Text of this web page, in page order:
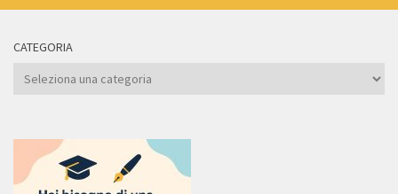
CATEGORIA
Categoria